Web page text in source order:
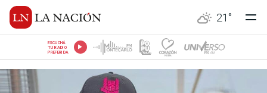
21 °
ESCUCHÁ
TU RADIO
PREFERIDA